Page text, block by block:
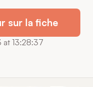
sur la fiche
13:28:37